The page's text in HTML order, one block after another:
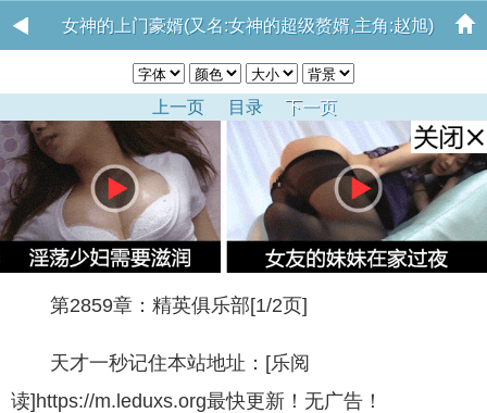
女神的上门豪婿(又名:女神的超级赘婿,主角:赵旭)
上一页 目录 下一页
第2859章：精英俱乐部[1/2页]
天才一秒记住本站地址：[乐阅
读]https://m.leduxs.org最快更新！无广告！